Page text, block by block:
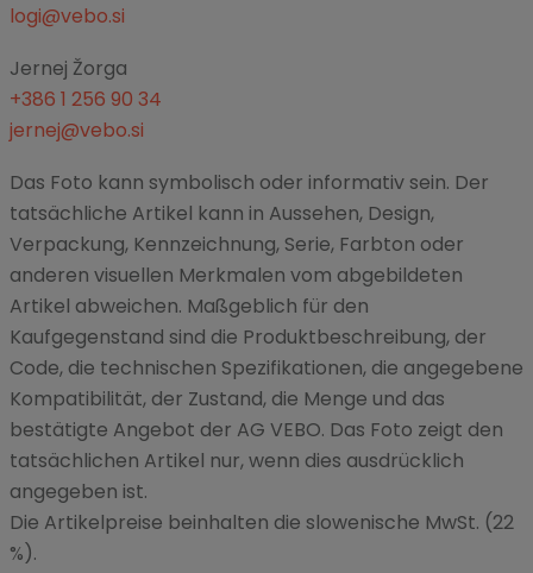
logi@vebo.si
Jernej Žorga
+386 1 256 90 34
jernej@vebo.si
Das Foto kann symbolisch oder informativ sein. Der
tatsächliche Artikel kann in Aussehen, Design,
Verpackung, Kennzeichnung, Serie, Farbton oder
anderen visuellen Merkmalen vom abgebildeten
Artikel abweichen. Maßgeblich für den
Kaufgegenstand sind die Produktbeschreibung, der
Code, die technischen Spezifikationen, die angegebene
Kompatibilität, der Zustand, die Menge und das
bestätigte Angebot der AG VEBO. Das Foto zeigt den
tatsächlichen Artikel nur, wenn dies ausdrücklich
angegeben ist.
Die Artikelpreise beinhalten die slowenische MwSt. (22
%).